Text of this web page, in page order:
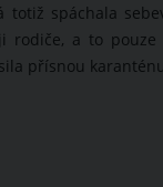
totiž spáchala
rodiče, a to pouze
přísnou